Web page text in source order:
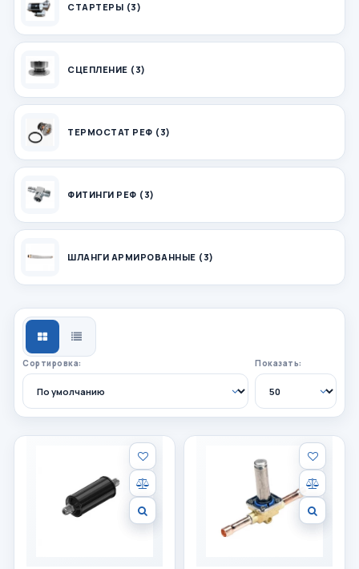
СТАРТЕРЫ (3)
СЦЕПЛЕНИЕ (3)
ТЕРМОСТАТ РЕФ (3)
ФИТИНГИ РЕФ (3)
ШЛАНГИ АРМИРОВАННЫЕ (3)
СЕТКАСПИСОК
Сортировка: Показать: